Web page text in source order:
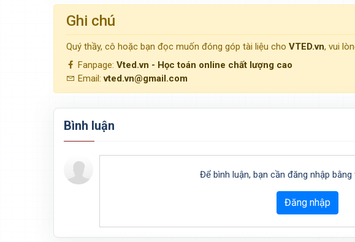
Ghi chú
Quý thầy, cô hoặc bạn đọc muốn đóng góp tài liệu cho VTED.vn, vui
Fanpage: Vted.vn - Học toán online chất lượng cao
Email:vted.vn@gmail.com
Bình luận
Để bình luận, bạn cần đăng nhập
Đăng nhập